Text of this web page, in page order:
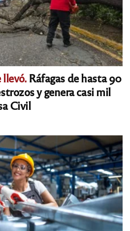
llevó.Ráfagas de hasta 90
y genera casi mil
Civil